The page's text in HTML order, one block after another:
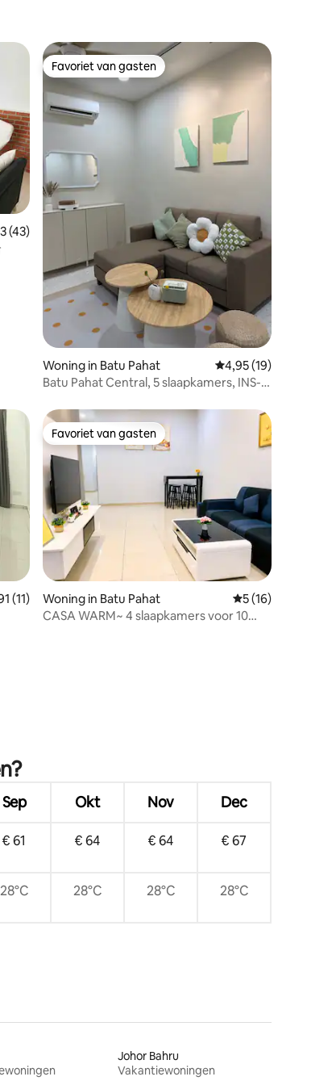
beoordeling van 4,93 op 5, 43 recensies
(43)
Favoriet van gasten
Favoriet van gasten
Woning in Batu Pahat Gemiddelde
4,95 (19)
Batu Pahat Central, 5 slaapkamers, INS-
beoordeling van 4,91 op 5, 11 recensies
(11)
Favoriet van gasten
Favoriet van gasten
Woning in Batu Pahat Gemiddelde
5 (16)
CASA WARM~ 4 slaapkamers voor 10
Sep Okt Nov Dec
€ 61 € 64 € 64 € 67
28°C 28°C 28°C 28°C
Johor Bahru
Vakantiewoningen